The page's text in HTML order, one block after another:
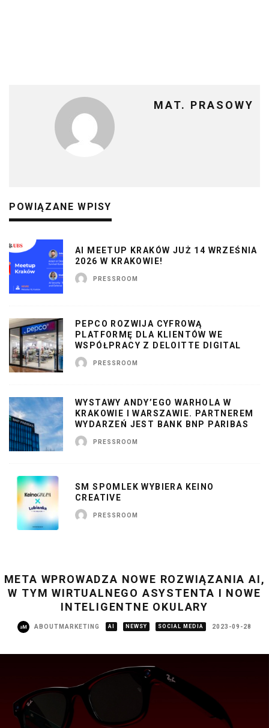
MAT. PRASOWY
POWIĄZANE WPISY
AI MEETUP KRAKÓW JUŻ 14 WRZEŚNIA
2026 W KRAKOWIE!
PRESSROOM
PEPCO ROZWIJA CYFROWĄ
PLATFORMĘ DLA KLIENTÓW WE
WSPÓŁPRACY Z DELOITTE DIGITAL
PRESSROOM
WYSTAWY ANDY’EGO WARHOLA W
KRAKOWIE I WARSZAWIE. PARTNEREM
WYDARZEŃ JEST BANK BNP PARIBAS
PRESSROOM
SM SPOMLEK WYBIERA KEINO
CREATIVE
PRESSROOM
META WPROWADZA NOWE ROZWIĄZANIA AI,
W TYM WIRTUALNEGO ASYSTENTA I NOWE
INTELIGENTNE OKULARY
ABOUTMARKETING AI NEWSY SOCIAL MEDIA 2023-09-28